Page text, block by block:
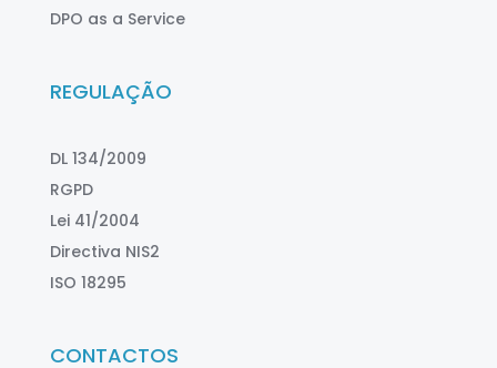
DPO as a Service
REGULAÇÃO
DL 134/2009
RGPD
Lei 41/2004
Directiva NIS2
ISO 18295
CONTACTOS